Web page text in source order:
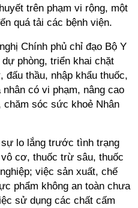
trên phạm vi rộng, một
quá tải các bệnh viện.
Chính phủ chỉ đạo Bộ Y
phòng, triển khai chặt
đấu thầu, nhập khẩu thuốc,
có vi phạm, nâng cao
sóc sức khoẻ Nhân
lo lắng trước tình trạng
cơ, thuốc trừ sâu, thuốc
việc sản xuất, chế
phẩm không an toàn chưa
sử dụng các chất cấm